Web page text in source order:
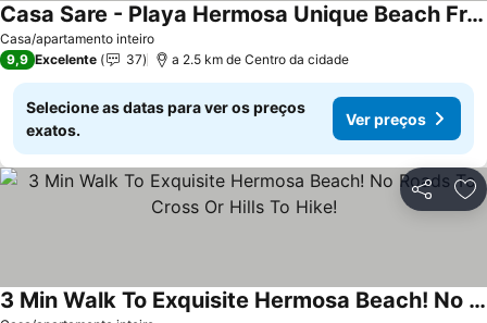
Casa/apartamento inteiro
Casa Sare - Playa Hermosa Unique Beach Front Home
9,9 Excelente 37 a 2.5 km de Centro da cidade
Selecione as datas para ver os preços
exatos.
Ver preços
Partilhar
3 Min Walk To Exquisite Hermosa Beach! No Roads To Cross Or Hills To Hike!